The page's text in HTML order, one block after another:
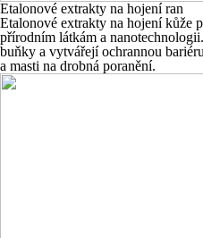
Etalonové extrakty na hojení ran
Etalonové extrakty na hojení kůže
přírodním látkám a
buňky a vytvářejí ochrannou
a masti na drobná poranění.